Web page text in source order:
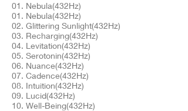
01. Nebula(432Hz)
01. Nebula(432Hz)
02. Glittering Sunlight(432Hz)
03. Recharging(432Hz)
04. Levitation(432Hz)
05. Serotonin(432Hz)
06. Nuance(432Hz)
07. Cadence(432Hz)
08. Intuition(432Hz)
09. Lucid(432Hz)
10. Well-Being(432Hz)